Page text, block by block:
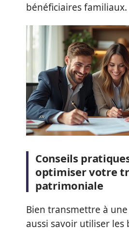
bénéficiaires familiaux.
Conseils
optimiser votre
patrimoniale
Bien transmettre à une
aussi savoir utiliser les